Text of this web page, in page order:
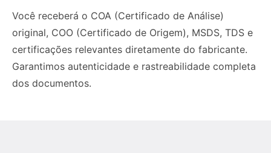
Você receberá o COA (Certificado de Análise)
original, COO (Certificado de Origem), MSDS, TDS e
certificações relevantes diretamente do fabricante.
Garantimos autenticidade e rastreabilidade completa
dos documentos.